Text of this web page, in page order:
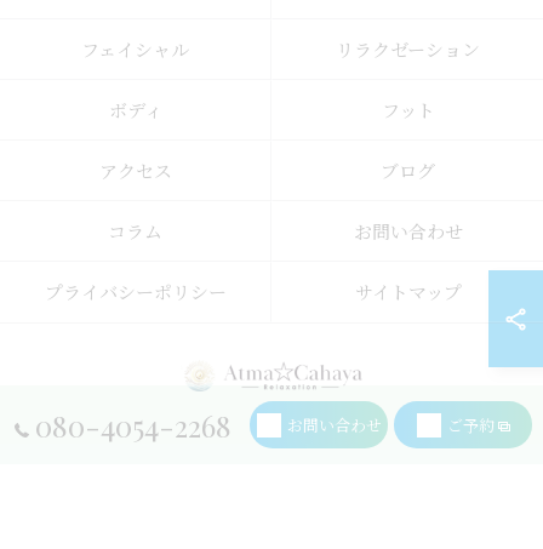
080-4054-2268 お問い合わせ ご予約
フェイシャル リラクゼーション
ボディ フット
アクセス ブログ
コラム お問い合わせ
プライバシーポリシー サイトマップ
© 2026 千葉県成田のエステならAtma.Cahaya ALL RIGHTS RESERVED.